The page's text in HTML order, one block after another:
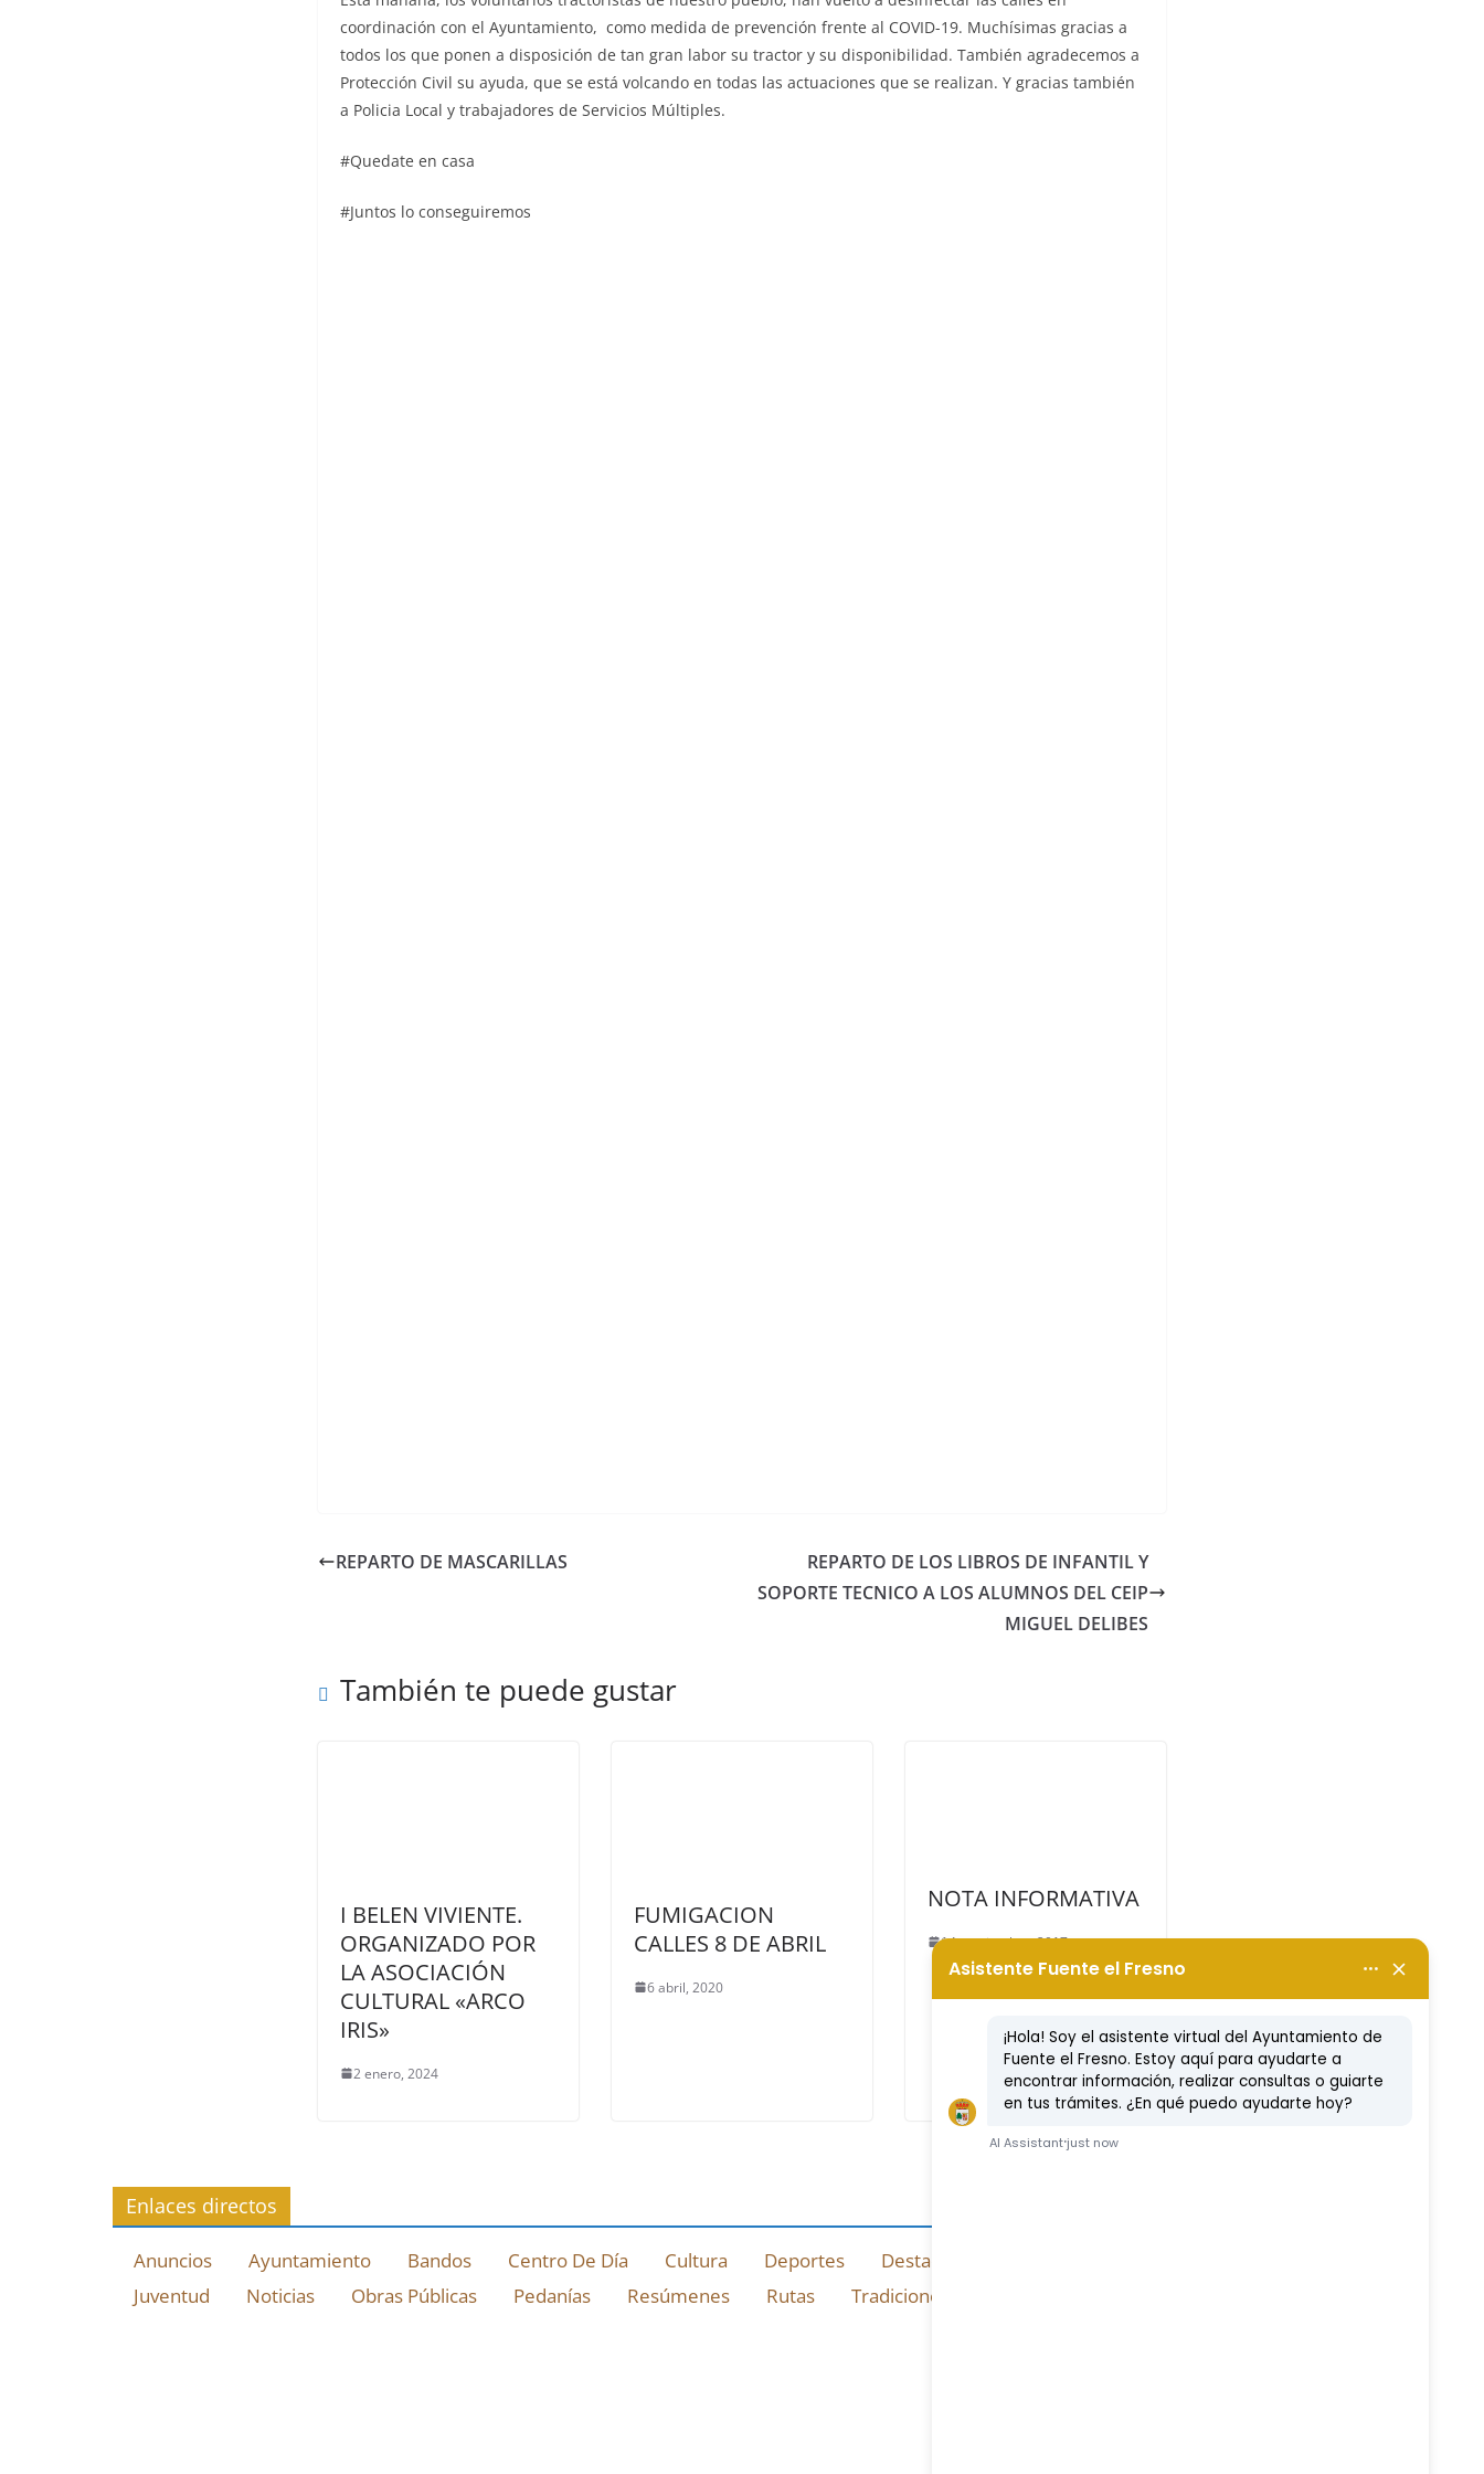
coordinación con el Ayuntamiento, como medida de prevención frente al COVID-19. Muchísimas gracias a
todos los que ponen a disposición de tan gran labor su tractor y su disponibilidad. También agradecemos a
Protección Civil su ayuda, que se está volcando en todas las actuaciones que se realizan. Y gracias también
a Policia Local y trabajadores de Servicios Múltiples.
#Quedate en casa
#Juntos lo conseguiremos
REPARTO DE MASCARILLAS
REPARTO DE LOS LIBROS DE INFANTIL Y
SOPORTE TECNICO A LOS ALUMNOS DEL CEIP
MIGUEL DELIBES
También te puede gustar
I BELEN VIVIENTE.
ORGANIZADO POR
LA ASOCIACIÓN
CULTURAL «ARCO
IRIS»
2 enero, 2024
FUMIGACION
CALLES 8 DE ABRIL
6 abril, 2020
NOTA INFORMATIVA
14 septiembre, 2017
Enlaces directos
Anuncios Ayuntamiento Bandos Centro De Día Cultura Deportes Destacado
Juventud
Noticias Obras Públicas Pedanías Resúmenes Rutas Tradiciones